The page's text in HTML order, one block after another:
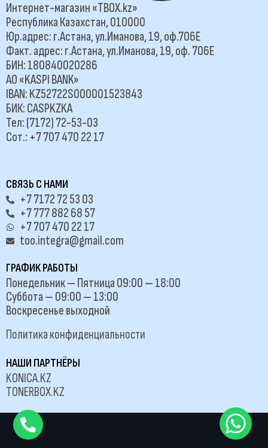
Интернет-магазин «TBOX.kz»
Республика Казахстан, 010000
Юр.адрес: г.Астана, ул.Иманова, 19, оф.706Е
Факт. адрес: г.Астана, ул.Иманова, 19, оф. 706Е
БИН: 180840020286
АО «KASPI BANK»
IBAN: KZ52722S000001523843
БИК: CASPKZKA
Тел: (7172) 72-53-03
Сот.: +7 707 470 22 17
СВЯЗЬ С НАМИ
+7 7172 72 53 03
+7 777 882 68 57
+7 707 470 22 17
too.integra@gmail.com
ГРАФИК РАБОТЫ
Понедельник — Пятница 09:00 — 18:00
Суббота — 09:00 — 13:00
Воскресенье выходной
Политика конфиденциальности
НАШИ ПАРТНЁРЫ
KONICA.KZ
TONERBOX.KZ